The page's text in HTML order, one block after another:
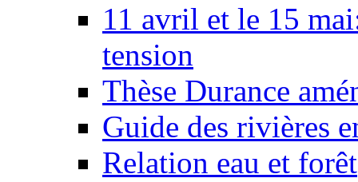
11 avril et le 15
tension
Thèse Durance
Guide des rivières
Relation eau et forêt